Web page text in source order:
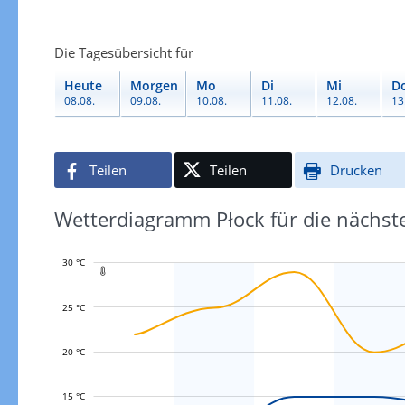
Die Tagesübersicht für
Heute
08.08.
Morgen
09.08.
Mo
10.08.
Di
11.08.
Mi
12.08.
Teilen Teilen Drucken
Wetterdiagramm Płock für die

15 °C
20 °C
25 °C
30 °C